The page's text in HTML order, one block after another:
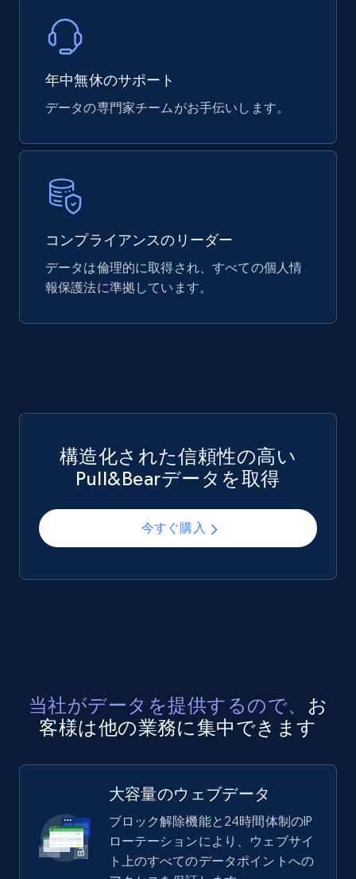
Review rating, Review, Found helpful, App url, and
more.
eCommerce
Mouser - Products
Product url, Category url, Mouser part num, Mfr
part number, Manufacturer, Image, Image high,
Manufacturer url, and more.
年中無休のサポート
データの専門家チームがお手伝いします。
コンプライアンスのリーダー
データは倫理的に取得され、すべての個人情
報保護法に準拠しています。
構造化された信頼性の高い
Pull&Bearデータを取得
今すぐ購入
当社がデータを提供するので、 お
客様は他の業務に集中できます
大容量のウェブデータ
ブロック解除機能と24時間体制のIP
ローテーションにより、ウェブサイ
ト上のすべてのデータポイントへの